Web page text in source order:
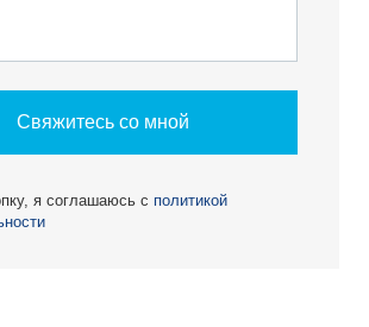
Свяжитесь со мной
я соглашаюсь с политикой